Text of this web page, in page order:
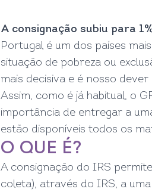
A consignação subiu para
Portugal é um dos países
situação de pobreza ou
mais decisiva e é nosso
Assim, como é já habitual, o
importância de entregar a
estão disponíveis todos os
O QUE É?
A consignação do IRS
coleta), através do IRS, a